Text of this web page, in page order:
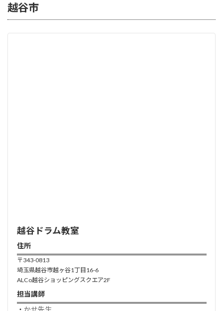
越谷市
越谷ドラム教室
住所
〒343-0813
埼玉県越谷市越ヶ谷1丁目16-6
ALCo越谷ショッピングスクエア2F
担当講師